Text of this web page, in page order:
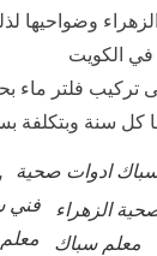
وضواحيها
في الكويت
تركيب فلتر ماء
كل سنة وبتكلفة
ادوات صحية
الزهراء فني
معلم سباك